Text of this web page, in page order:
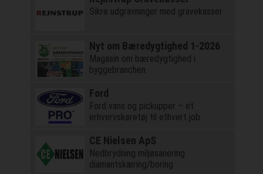
Sikre udgravninger med gravekasser
Nyt om Bæredygtighed 1-2026
Magasin om bæredygtighed i
byggebranchen
Ford
Ford vans og pickupper – et
erhvervskøretøj til ethvert job
CE Nielsen ApS
Nedbrydning miljøsanering
diamantskæring/boring